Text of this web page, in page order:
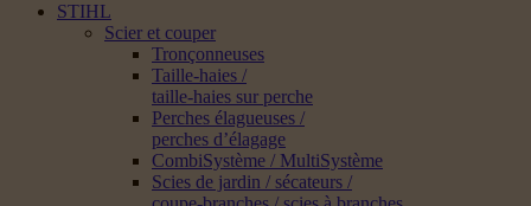
STIHL
Scier et couper
Tronçonneuses
Taille-haies /
taille-haies sur perche
Perches élagueuses /
perches d’élagage
CombiSystème / MultiSystème
Scies de jardin / sécateurs /